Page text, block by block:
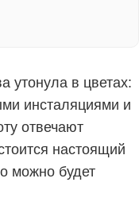
утонула в цветах:
инсталяциями и
отвечают
настоящий
можно будет